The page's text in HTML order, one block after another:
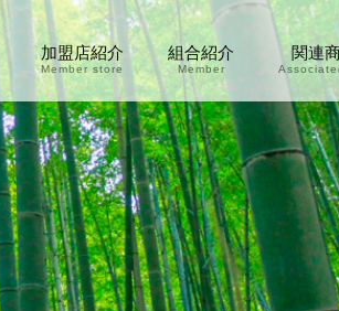
加盟店紹介
Member store
組合紹介
Member
関連